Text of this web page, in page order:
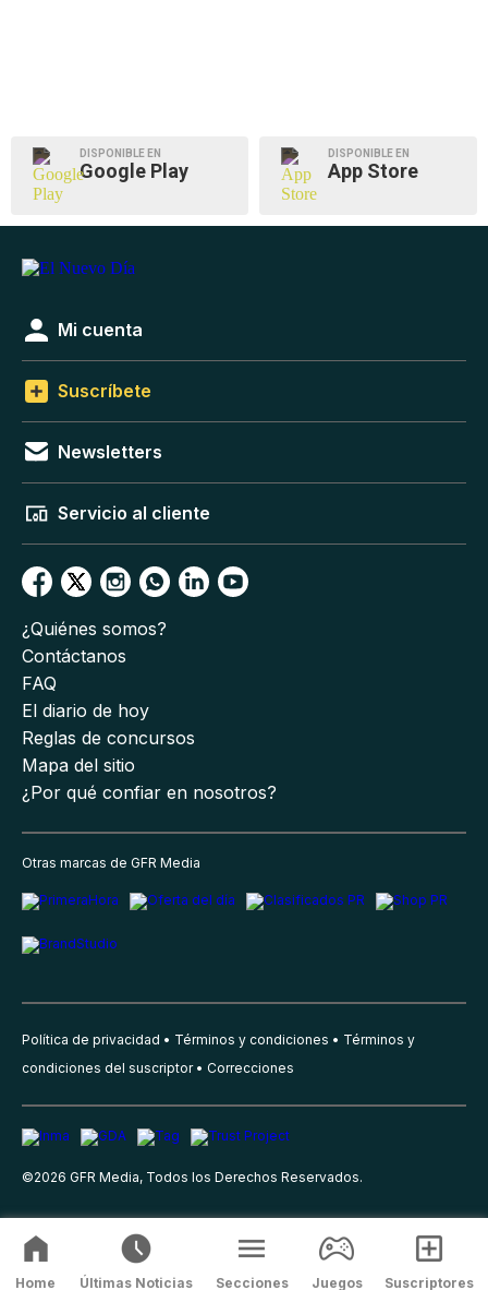
DISPONIBLE EN
Google Play
DISPONIBLE EN
App Store
Mi cuenta
Suscríbete
Newsletters
Servicio al cliente
¿Quiénes somos?
Contáctanos
FAQ
El diario de hoy
Reglas de concursos
Mapa del sitio
¿Por qué confiar en nosotros?
Otras marcas de GFR Media
Política de privacidad Términos y condiciones
Términos y
condiciones del suscriptor
Correcciones
©2026 GFR Media, Todos los Derechos Reservados.
Home Últimas Noticias Secciones Juegos Suscriptores